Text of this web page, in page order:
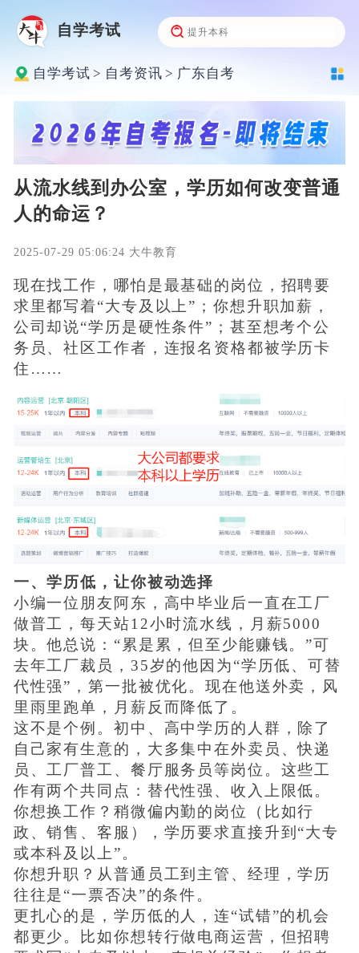
自学考试
自学考试 > 自考资讯 > 广东自考
从流水线到办公室，学历如何改变普通
人的命运？
2025-07-29 05:06:24 大牛教育
现在找工作，哪怕是最基础的岗位，招聘要
求里都写着“大专及以上”；你想升职加薪，
公司却说“学历是硬性条件”；甚至想考个公
务员、社区工作者，连报名资格都被学历卡
住……
一、学历低，让你被动选择
小编一位朋友阿东，高中毕业后一直在工厂
做普工，每天站12小时流水线，月薪5000
块。他总说：“累是累，但至少能赚钱。”可
去年工厂裁员，35岁的他因为“学历低、可替
代性强”，第一批被优化。现在他送外卖，风
里雨里跑单，月薪反而降低了。
这不是个例。初中、高中学历的人群，除了
自己家有生意的，大多集中在外卖员、快递
员、工厂普工、餐厅服务员等岗位。这些工
作有两个共同点：替代性强、收入上限低。
你想换工作？稍微偏内勤的岗位（比如行
政、销售、客服），学历要求直接升到“大专
或本科及以上”。
你想升职？从普通员工到主管、经理，学历
往往是“一票否决”的条件。
更扎心的是，学历低的人，连“试错”的机会
都更少。比如你想转行做电商运营，但招聘